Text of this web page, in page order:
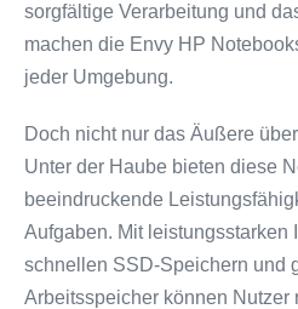
sorgfältige Verarbeitung und
machen die Envy HP
jeder Umgebung.
Doch nicht nur das Äußere
Unter der Haube bieten diese
beeindruckende
Aufgaben. Mit leistungsstarken
schnellen SSD-Speichern und
Arbeitsspeicher können Nutzer